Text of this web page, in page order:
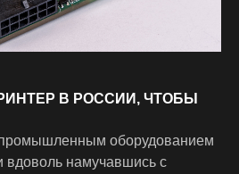
В РОССИИ, ЧТОБЫ
оборудованием
вдоволь намучавшись с